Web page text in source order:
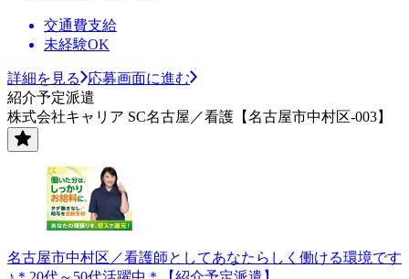
交通費支給
未経験OK
詳細を見る
応募画面に進む
紹介予定派遣
株式会社キャリア SC名古屋／看護【名古屋市中村区-003】
名古屋市中村区／看護師としてあなたらしく働ける環境です